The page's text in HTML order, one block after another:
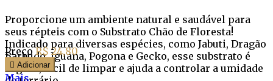
Proporcione um ambiente natural e saudável para
seus répteis com o Substrato Chão de Floresta!
Indicado para diversas espécies, como Jabuti, Dragão
Barbudo, Iguana, Pogona e Gecko, esse substrato é
seguro, fácil de limpar e ajuda a controlar a umidade
Preço R$ 24,80
 Adicionar
Mais